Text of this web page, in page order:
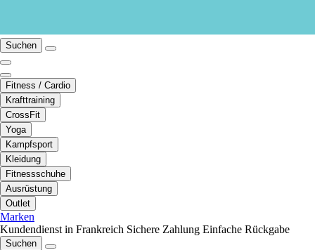
Suchen
Fitness / Cardio
Krafttraining
CrossFit
Yoga
Kampfsport
Kleidung
Fitnessschuhe
Ausrüstung
Outlet
Marken
Kundendienst in Frankreich Sichere Zahlung Einfache Rückgabe
Suchen